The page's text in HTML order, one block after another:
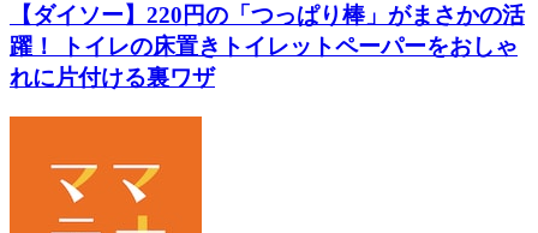
【ダイソー】220円の「つっぱり棒」がまさかの活
躍！ トイレの床置きトイレットペーパーをおしゃ
れに片付ける裏ワザ